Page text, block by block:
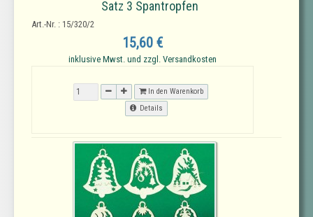
Satz 3 Spantropfen
Art.-Nr. : 15/320/2
15,60 €
inklusive Mwst. und zzgl. Versandkosten
In den Warenkorb
Details